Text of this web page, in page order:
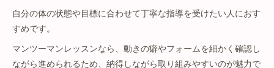
自分の体の状態や目標に合わせて丁寧な指導を受けたい人におす
すめです。
マンツーマンレッスンなら、動きの癖やフォームを細かく確認し
ながら進められるため、納得しながら取り組みやすいのが魅力で